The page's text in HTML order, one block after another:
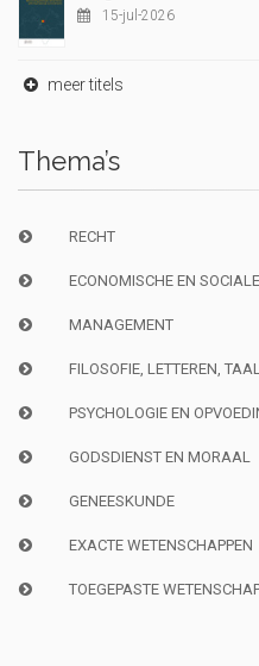
15-jul-2026
meer titels
Thema’s
RECHT
ECONOMISCHE EN
MANAGEMENT
FILOSOFIE, LETTEREN,
PSYCHOLOGIE EN
GODSDIENST EN MORAAL
GENEESKUNDE
EXACTE WETENSCHAPPEN
TOEGEPASTE